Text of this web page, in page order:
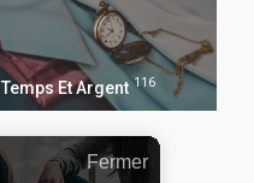
Temps Et Argent 116
Fermer